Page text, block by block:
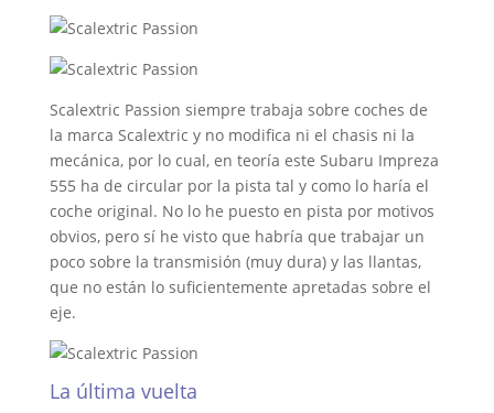
Scalextric Passion siempre trabaja sobre coches de
la marca Scalextric y no modifica ni el chasis ni la
mecánica, por lo cual, en teoría este Subaru Impreza
555 ha de circular por la pista tal y como lo haría el
coche original. No lo he puesto en pista por motivos
obvios, pero sí he visto que habría que trabajar un
poco sobre la transmisión (muy dura) y las llantas,
que no están lo suficientemente apretadas sobre el
eje.
La última vuelta